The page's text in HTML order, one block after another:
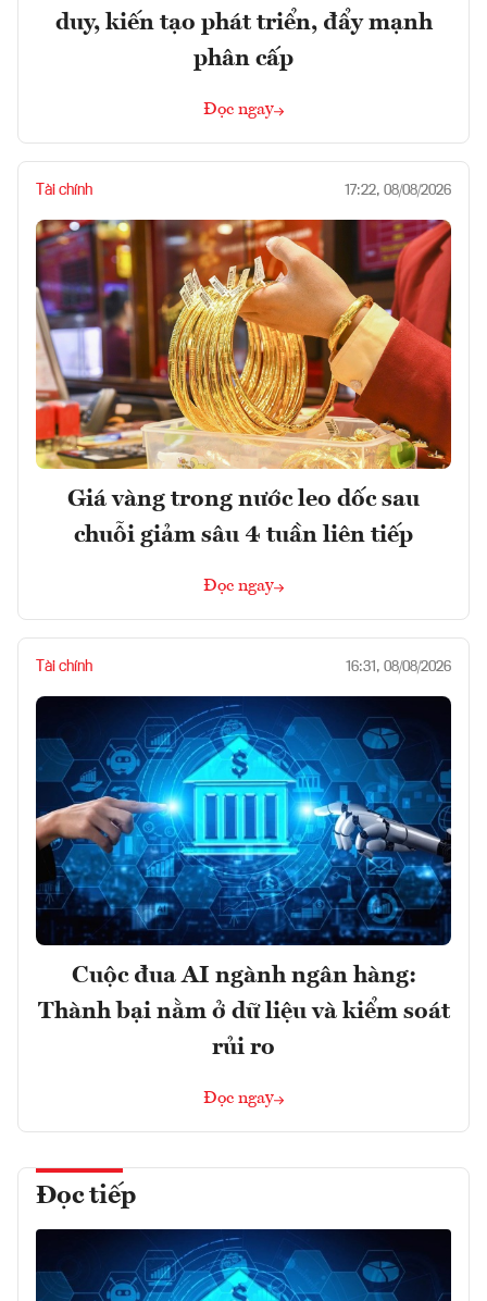
duy, kiến tạo phát triển, đẩy mạnh
phân cấp
Đọc ngay
Tài chính 17:22, 08/08/2026
Giá vàng trong nước leo dốc sau
chuỗi giảm sâu 4 tuần liên tiếp
Đọc ngay
Tài chính 16:31, 08/08/2026
Cuộc đua AI ngành ngân hàng:
Thành bại nằm ở dữ liệu và kiểm soát
rủi ro
Đọc ngay
Đọc tiếp